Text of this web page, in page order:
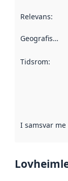
Relevans:
Geografisk område
Tidsrom:
I samsvar med